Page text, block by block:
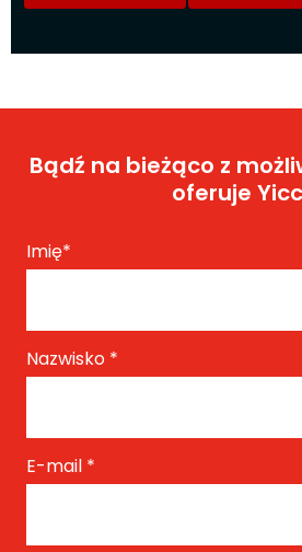
Bądź na bieżąco z
oferuje
Imię*
Nazwisko *
E-mail *